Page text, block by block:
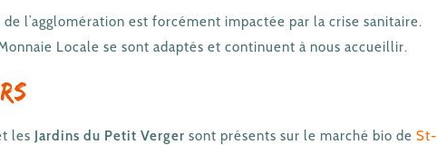
de l’agglomération est forcément impactée par la crise sanitaire.
Locale se sont adaptés et continuent à nous accueillir.
les Jardins du Petit Verger sont présents sur le marché bio de St-